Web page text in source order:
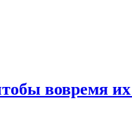
вовремя